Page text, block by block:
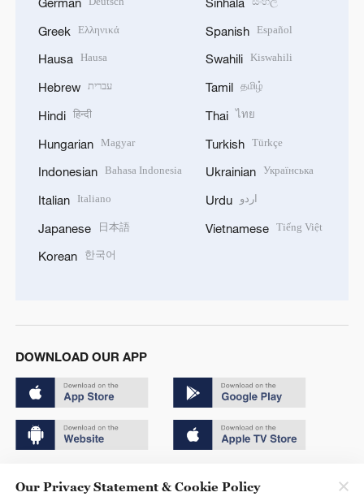
Greek Ελληνικά
Hausa Hausa
Hebrew עברית
Hindi हिन्दी
Hungarian Magyar
Indonesian Bahasa Indonesia
Italian Italiano
Japanese 日本語
Korean 한국어
Spanish Español
Swahili Kiswahili
Tamil தமிழ்
Thai ไทย
Turkish Türkçe
Ukrainian Українська
Urdu اردو
Vietnamese Tiếng Việt
DOWNLOAD OUR APP
Our Privacy Statement & Cookie Policy